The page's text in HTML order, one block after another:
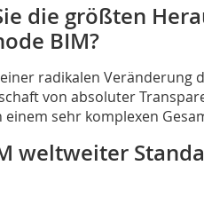
die größten
BIM?
radikalen Veränderung
von absoluter
sehr komplexen
weltweiter